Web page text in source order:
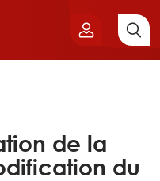
de la
du